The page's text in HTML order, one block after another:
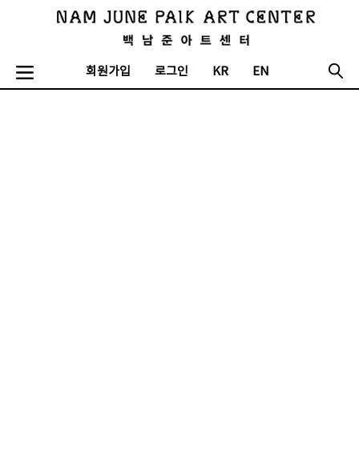
회원가입 로그인 KR EN